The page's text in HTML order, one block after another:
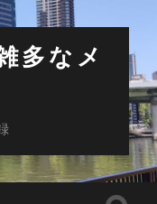
多なメ